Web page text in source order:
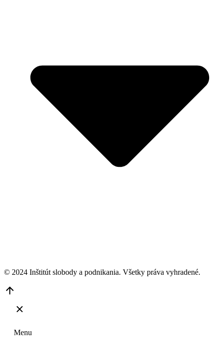
© 2024 Inštitút slobody a podnikania. Všetky práva vyhradené.
Top
Menu